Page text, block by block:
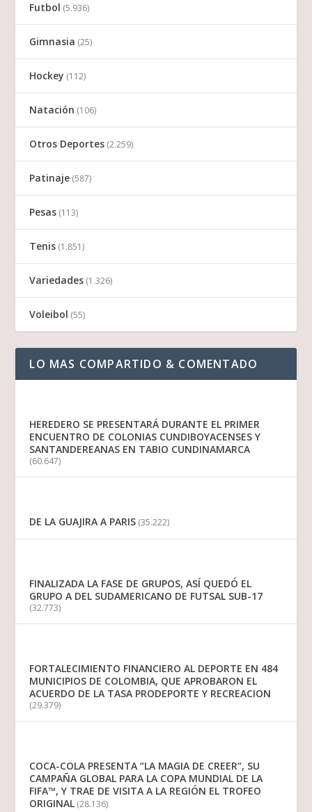
Futbol (5.936)
Gimnasia (25)
Hockey (112)
Natación (106)
Otros Deportes (2.259)
Patinaje (587)
Pesas (113)
Tenis (1.851)
Variedades (1.326)
Voleibol (55)
LO MAS COMPARTIDO & COMENTADO
HEREDERO SE PRESENTARÁ DURANTE EL PRIMER
ENCUENTRO DE COLONIAS CUNDIBOYACENSES Y
SANTANDEREANAS EN TABIO CUNDINAMARCA
(60.647)
DE LA GUAJIRA A PARIS (35.222)
FINALIZADA LA FASE DE GRUPOS, ASÍ QUEDÓ EL
GRUPO A DEL SUDAMERICANO DE FUTSAL SUB-17
(32.773)
FORTALECIMIENTO FINANCIERO AL DEPORTE EN 484
MUNICIPIOS DE COLOMBIA, QUE APROBARON EL
ACUERDO DE LA TASA PRODEPORTE Y RECREACION
(29.379)
COCA-COLA PRESENTA “LA MAGIA DE CREER”, SU
CAMPAÑA GLOBAL PARA LA COPA MUNDIAL DE LA
FIFA™, Y TRAE DE VISITA A LA REGIÓN EL TROFEO
ORIGINAL (28.136)